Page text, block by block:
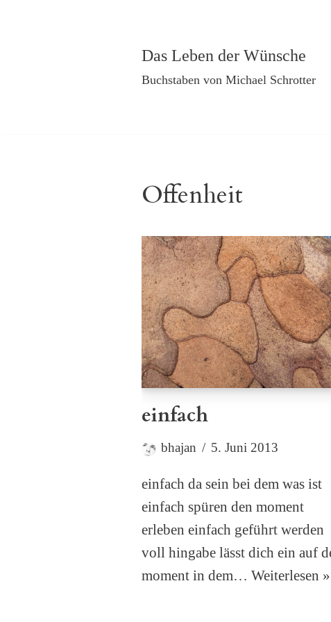
Das Leben der Wünsche
Buchstaben von Michael Schrotter
Offenheit
einfach
bhajan 5. Juni 2013
einfach da sein bei dem was ist
einfach spüren den moment
erleben einfach geführt werden
voll hingabe lässt dich ein auf
moment in dem… Weiterlesen »